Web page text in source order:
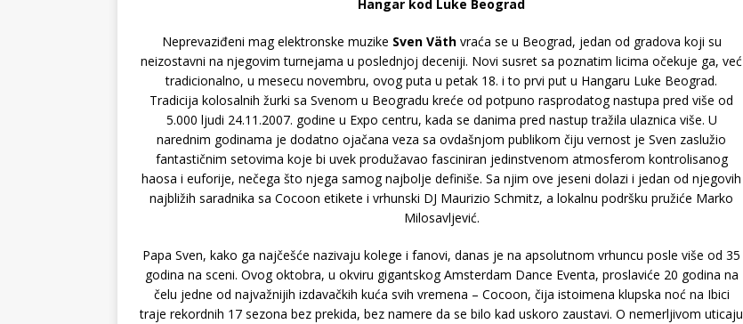
Hangar kod Luke Beograd
Neprevaziđeni mag elektronske muzike Sven Väth vraća se u Beograd, jedan od gradova koji su
neizostavni na njegovim turnejama u poslednjoj deceniji. Novi susret sa poznatim licima očekuje ga, već
tradicionalno, u mesecu novembru, ovog puta u petak 18. i to prvi put u Hangaru Luke Beograd.
Tradicija kolosalnih žurki sa Svenom u Beogradu kreće od potpuno rasprodatog nastupa pred više od
5.000 ljudi 24.11.2007. godine u Expo centru, kada se danima pred nastup tražila ulaznica više. U
narednim godinama je dodatno ojačana veza sa ovdašnjom publikom čiju vernost je Sven zaslužio
fantastičnim setovima koje bi uvek produžavao fasciniran jedinstvenom atmosferom kontrolisanog
haosa i euforije, nečega što njega samog najbolje definiše. Sa njim ove jeseni dolazi i jedan od njegovih
najbližih saradnika sa Cocoon etikete i vrhunski DJ Maurizio Schmitz, a lokalnu podršku pružiće Marko
Milosavljević.
Papa Sven, kako ga najčešće nazivaju kolege i fanovi, danas je na apsolutnom vrhuncu posle više od 35
godina na sceni. Ovog oktobra, u okviru gigantskog Amsterdam Dance Eventa, proslaviće 20 godina na
čelu jedne od najvažnijih izdavačkih kuća svih vremena – Cocoon, čija istoimena klupska noć na Ibici
traje rekordnih 17 sezona bez prekida, bez namere da se bilo kad uskoro zaustavi. O nemerljivom uticaju